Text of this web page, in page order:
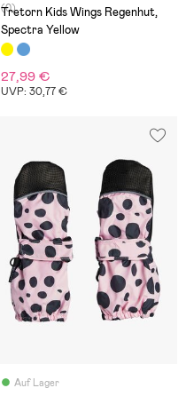
(0)
Tretorn Kids Wings Regenhut,
Spectra Yellow
27,99 €
UVP: 30,77 €
Auf Lager